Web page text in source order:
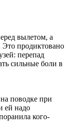
вылетом, а
Это продиктовано
перепад
сильные боли в
поводке при
ей надо
кого-